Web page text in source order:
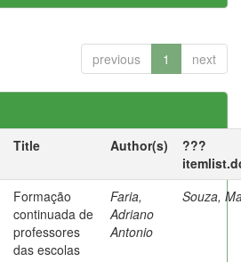
previous 1 next
Title Author(s)
???
Formação
continuada de
professores
das escolas
Faria,
Adriano
Antonio
Souza,